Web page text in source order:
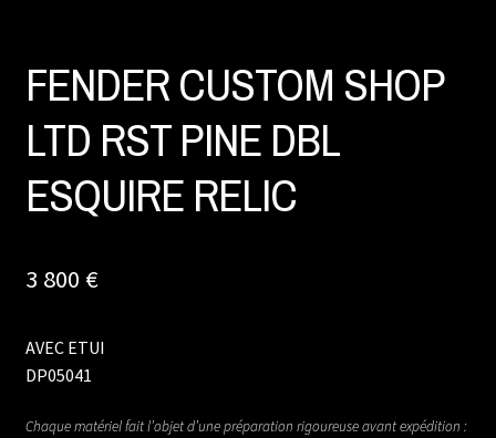
FENDER CUSTOM SHOP
LTD RST PINE DBL
ESQUIRE RELIC
3 800 €
AVEC ETUI
DP05041
Chaque matériel fait l’objet d’une préparation rigoureuse avant expédition :